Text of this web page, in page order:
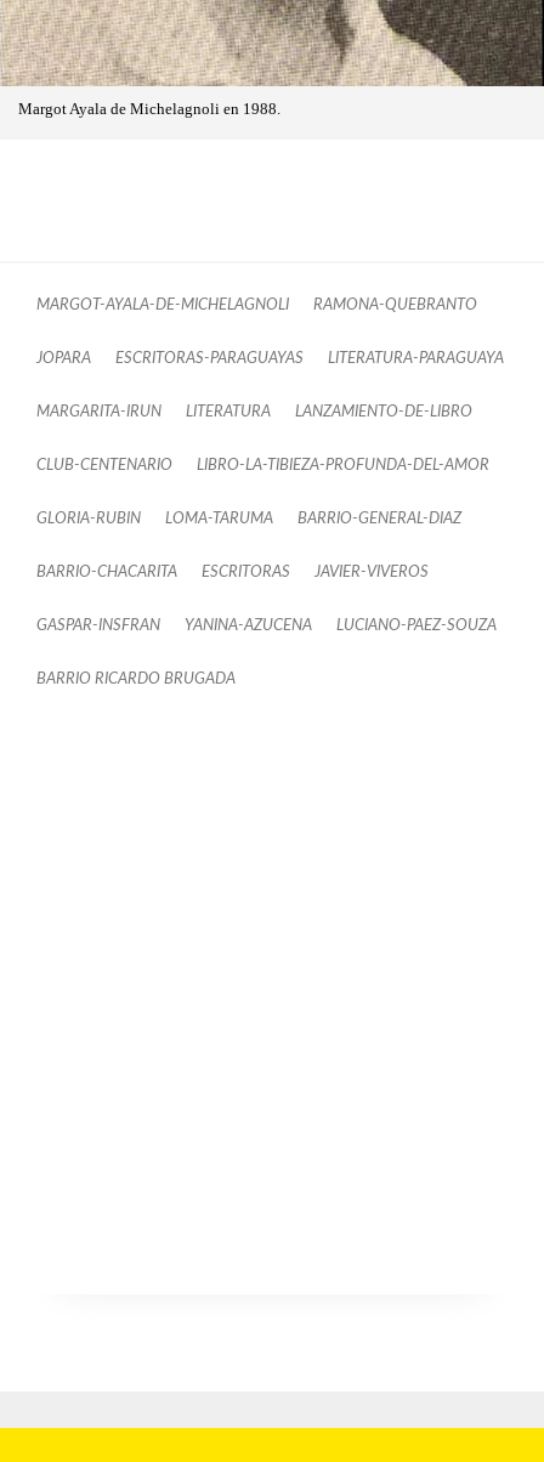
Margot Ayala de Michelagnoli en 1988.
MARGOT-AYALA-DE-MICHELAGNOLI RAMONA-QUEBRANTO
JOPARA ESCRITORAS-PARAGUAYAS LITERATURA-PARAGUAYA
MARGARITA-IRUN LITERATURA LANZAMIENTO-DE-LIBRO
CLUB-CENTENARIO LIBRO-LA-TIBIEZA-PROFUNDA-DEL-AMOR
GLORIA-RUBIN LOMA-TARUMA BARRIO-GENERAL-DIAZ
BARRIO-CHACARITA ESCRITORAS JAVIER-VIVEROS
GASPAR-INSFRAN YANINA-AZUCENA LUCIANO-PAEZ-SOUZA
BARRIO RICARDO BRUGADA